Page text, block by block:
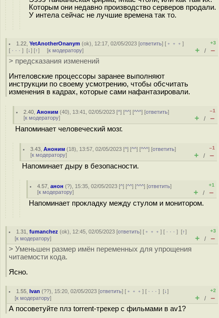
Которым они недавно производство серверов продали.
У интела сейчас не лучшие времена так то.
1.22 ,YetAnotherOnanym (ok), 12:17, 02/05/2023 [ответить] [ ﹢﹢﹢]
[ · · · ] [↓] [↑] [к модератору]
+3
+ / –
> предсказания изменений
Интеловские процессоры заранее выполняют
инструкции по своему усмотрению, чтобы обсчитать
изменения в кадрах, которые сами нафантазировали.
2.40 ,Аноним (40), 13:41, 02/05/2023 [^] [^^] [^^^] [ответить]
[к модератору]
–1
+ / –
Напоминает человеческий мозг.
3.43 ,Аноним (18), 13:57, 02/05/2023 [^] [^^] [^^^] [ответить]
[к модератору]
–1
+ / –
Напоминает дыру в безопасности.
4.57 ,анон (?), 15:35, 02/05/2023 [^] [^^] [^^^] [ответить]
[к модератору]
+1
+ / –
Напоминает прокладку между стулом и монитором.
1.31 ,fumanchez (ok), 12:45, 02/05/2023 [ответить] [ ﹢﹢﹢] [ · · ·][↑]
[к модератору]
+3
+ / –
> Уменьшен размер имён переменных для упрощения
читаемости кода.
Ясно.
1.55 ,Ivan (??), 15:20, 02/05/2023 [ответить] [ ﹢﹢﹢] [ · · ·][↓]
[к модератору]
+2
+ / –
А посоветуйте плз torrent-трекер с фильмами в av1?